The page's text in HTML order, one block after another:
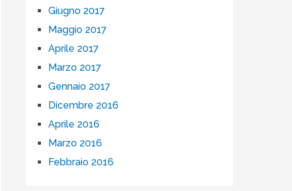
Giugno 2017
Maggio 2017
Aprile 2017
Marzo 2017
Gennaio 2017
Dicembre 2016
Aprile 2016
Marzo 2016
Febbraio 2016